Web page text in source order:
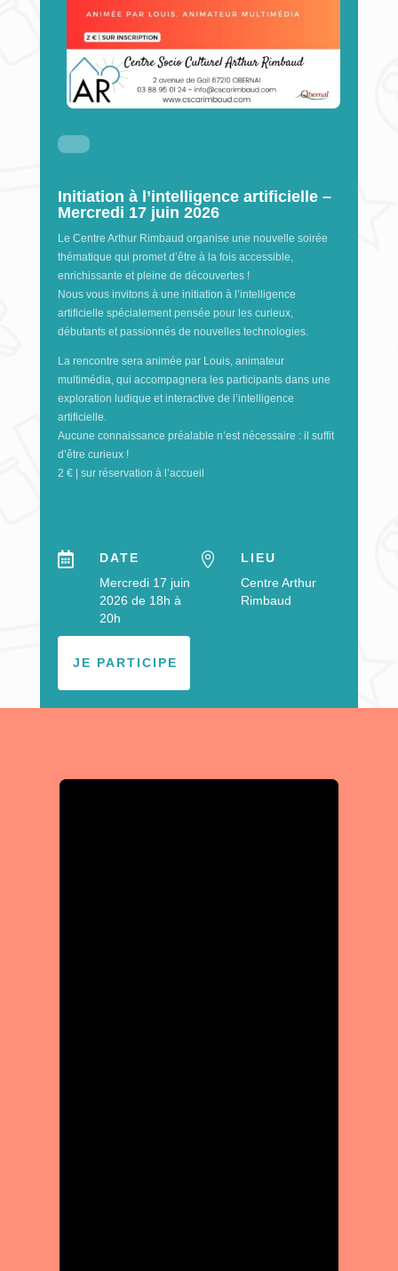
Initiation à l’intelligence artificielle –
Mercredi 17 juin 2026
Le Centre Arthur Rimbaud organise une nouvelle soirée
thématique qui promet d’être à la fois accessible,
enrichissante et pleine de découvertes !
Nous vous invitons à une initiation à l’intelligence
artificielle spécialement pensée pour les curieux,
débutants et passionnés de nouvelles technologies.
La rencontre sera animée par Louis, animateur
multimédia, qui accompagnera les participants dans une
exploration ludique et interactive de l’intelligence
artificielle.
Aucune connaissance préalable n’est nécessaire : il suffit
d’être curieux !
2 € | sur réservation à l’accueil

DATE
Mercredi 17 juin
2026 de 18h à
20h

LIEU
Centre Arthur
Rimbaud
JE PARTICIPE